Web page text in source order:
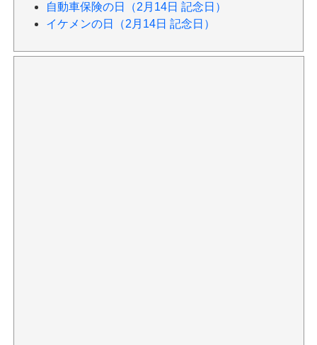
自動車保険の日（2月14日 記念日）
イケメンの日（2月14日 記念日）